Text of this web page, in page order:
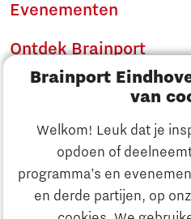
Brainport
van
Welkom! Leuk dat je
opdoen of
programma’s en
en derde partijen, op
Ontdek Brainport
Evenementen
Ontdek Brainport
Innovatie
Ondernemen
Onderwijs
Maatschappelijk